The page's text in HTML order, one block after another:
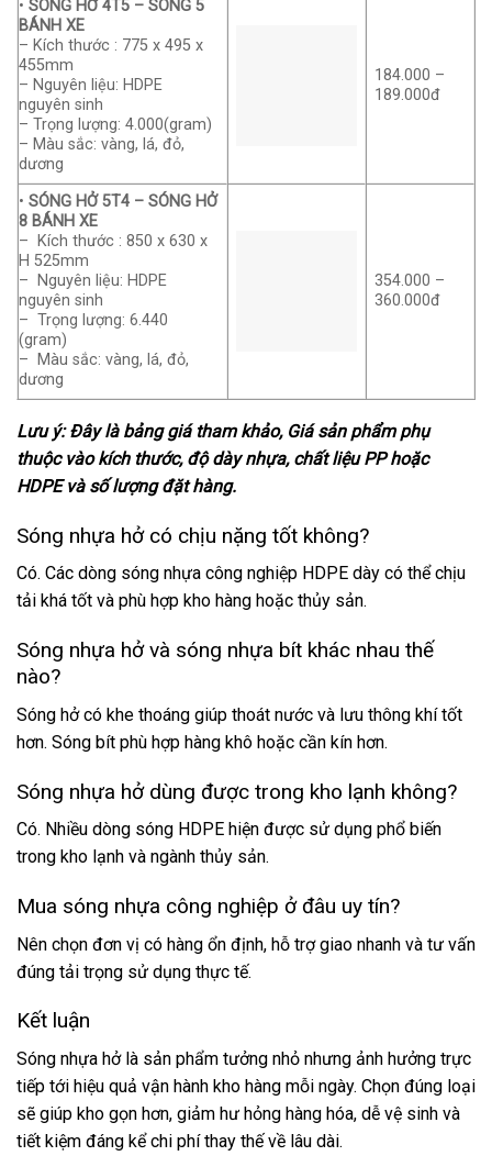
• SÓNG HỞ 4T5 – SÓNG 5
BÁNH XE
– Kích thước : 775 x 495 x
455mm
– Nguyên liệu: HDPE
nguyên sinh
– Trọng lượng: 4.000(gram)
– Màu sắc: vàng, lá, đỏ,
dương
184.000 –
189.000đ
• SÓNG HỞ 5T4 – SÓNG HỞ
8 BÁNH XE
– Kích thước : 850 x 630 x
H 525mm
– Nguyên liệu: HDPE
nguyên sinh
– Trọng lượng: 6.440
(gram)
– Màu sắc: vàng, lá, đỏ,
dương
354.000 –
360.000đ
Lưu ý: Đây là bảng giá tham khảo, Giá sản phẩm phụ
thuộc vào kích thước, độ dày nhựa, chất liệu PP hoặc
HDPE và số lượng đặt hàng.
Sóng nhựa hở có chịu nặng tốt không?
Có. Các dòng sóng nhựa công nghiệp HDPE dày có thể chịu
tải khá tốt và phù hợp kho hàng hoặc thủy sản.
Sóng nhựa hở và sóng nhựa bít khác nhau thế
nào?
Sóng hở có khe thoáng giúp thoát nước và lưu thông khí tốt
hơn. Sóng bít phù hợp hàng khô hoặc cần kín hơn.
Sóng nhựa hở dùng được trong kho lạnh không?
Có. Nhiều dòng sóng HDPE hiện được sử dụng phổ biến
trong kho lạnh và ngành thủy sản.
Mua sóng nhựa công nghiệp ở đâu uy tín?
Nên chọn đơn vị có hàng ổn định, hỗ trợ giao nhanh và tư vấn
đúng tải trọng sử dụng thực tế.
Kết luận
Sóng nhựa hở là sản phẩm tưởng nhỏ nhưng ảnh hưởng trực
tiếp tới hiệu quả vận hành kho hàng mỗi ngày. Chọn đúng loại
sẽ giúp kho gọn hơn, giảm hư hỏng hàng hóa, dễ vệ sinh và
tiết kiệm đáng kể chi phí thay thế về lâu dài.